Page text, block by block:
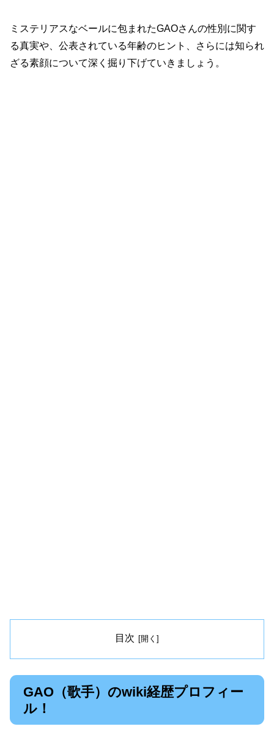
ミステリアスなベールに包まれたGAOさんの性別に関す
る真実や、公表されている年齢のヒント、さらには知られ
ざる素顔について深く掘り下げていきましょう。
目次
GAO（歌手）のwiki経歴プロフィー
ル！